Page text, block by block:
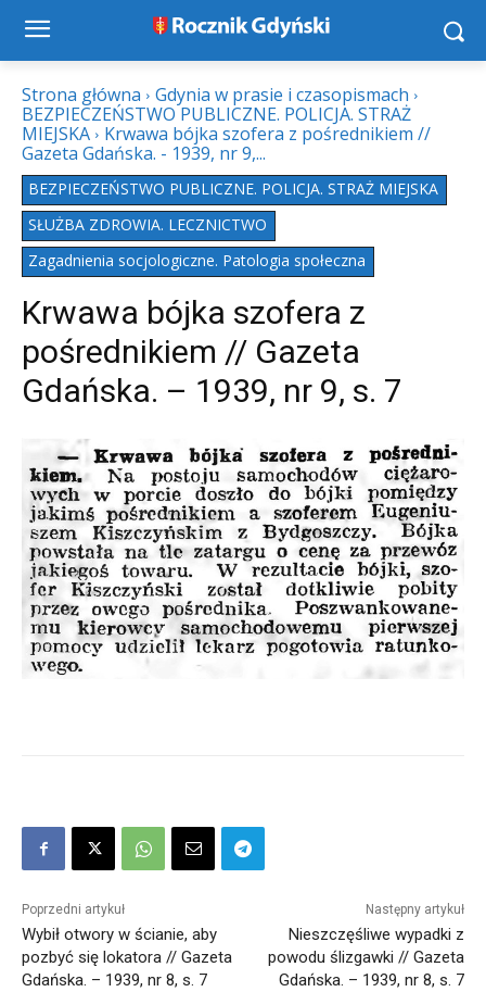
Strona główna
Gdynia w prasie i czasopismach
BEZPIECZEŃSTWO PUBLICZNE. POLICJA. STRAŻ
MIEJSKA
Krwawa bójka szofera z pośrednikiem //
Gazeta Gdańska. - 1939, nr 9,...
BEZPIECZEŃSTWO PUBLICZNE. POLICJA. STRAŻ MIEJSKA
SŁUŻBA ZDROWIA. LECZNICTWO
Zagadnienia socjologiczne. Patologia społeczna
Krwawa bójka szofera z
pośrednikiem // Gazeta
Gdańska. – 1939, nr 9, s. 7
Poprzedni artykuł
Wybił otwory w ścianie, aby
pozbyć się lokatora // Gazeta
Gdańska. – 1939, nr 8, s. 7
Następny artykuł
Nieszczęśliwe wypadki z
powodu ślizgawki // Gazeta
Gdańska. – 1939, nr 8, s. 7